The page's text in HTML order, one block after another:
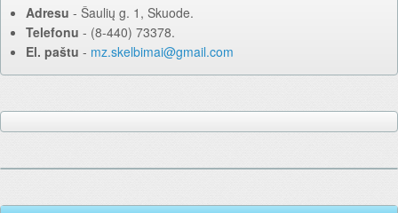
Adresu ‐ Šaulių g. 1, Skuode.
Telefonu ‐ (8-440) 73378.
El. paštu ‐ mz.skelbimai@gmail.com